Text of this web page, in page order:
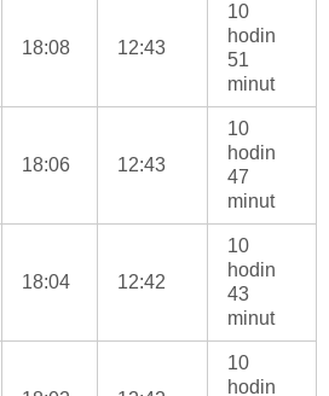
18:08 12:43
10
hodin
51
minut
18:06 12:43
10
hodin
47
minut
18:04 12:42
10
hodin
43
minut
10
hodin